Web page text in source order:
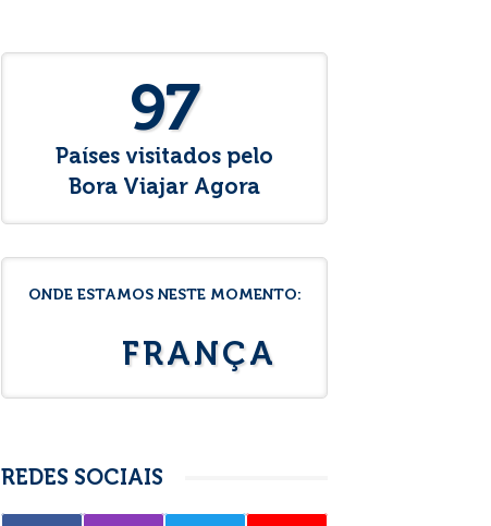
97
Países visitados pelo
Bora Viajar Agora
ONDE ESTAMOS NESTE MOMENTO:
FRANÇA
REDES SOCIAIS